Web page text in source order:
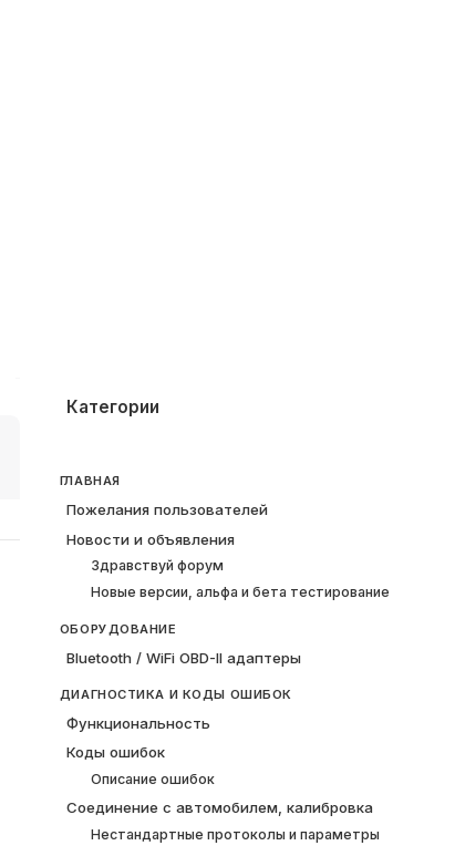
Категории
ГЛАВНАЯ
Пожелания пользователей
Новости и объявления
Здравствуй форум
Новые версии, альфа и бета тестирование
ОБОРУДОВАНИЕ
Bluetooth / WiFi OBD-II адаптеры
ДИАГНОСТИКА И КОДЫ ОШИБОК
Функциональность
Коды ошибок
Описание ошибок
Соединение с автомобилем, калибровка
Нестандартные протоколы и параметры